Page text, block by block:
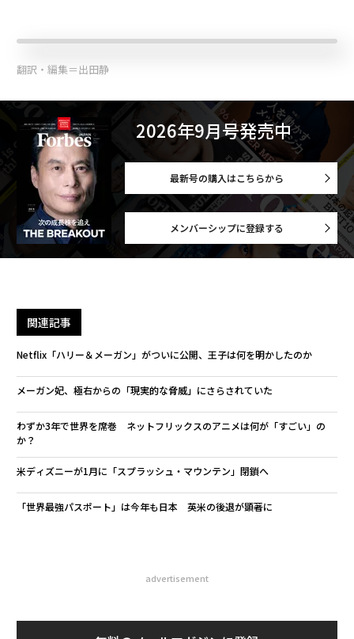
翻訳・編集＝出田静